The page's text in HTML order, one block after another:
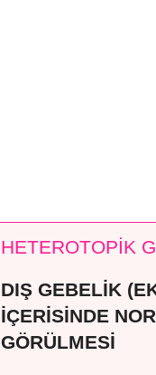
HETEROTOPİK
DIŞ GEBELİK
İÇERİSİNDE
GÖRÜLMESİ